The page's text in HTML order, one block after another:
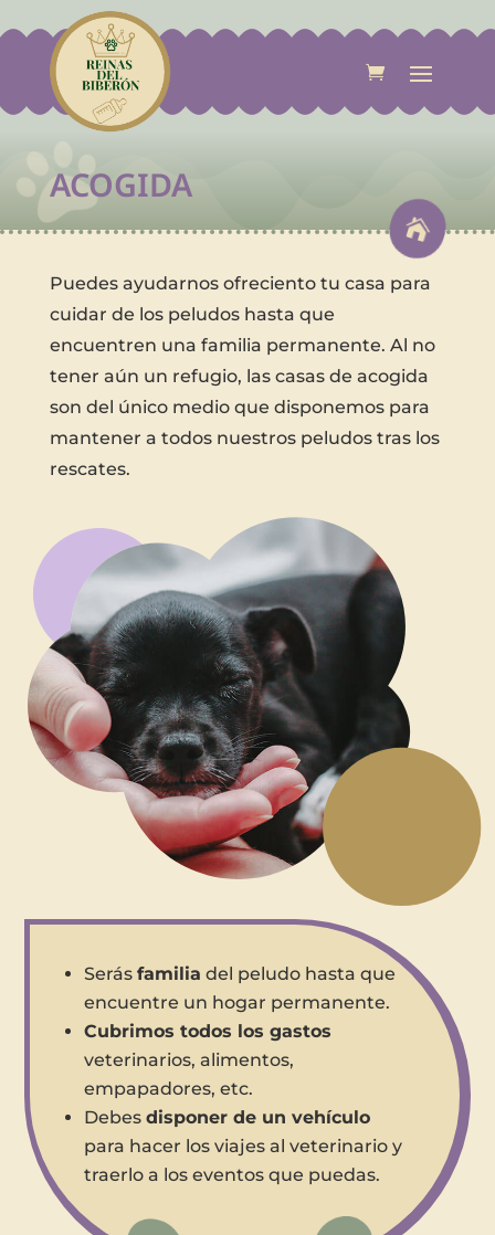

ACOGIDA

Puedes ayudarnos ofreciento tu casa para
cuidar de los peludos hasta que
encuentren una familia permanente. Al no
tener aún un refugio, las casas de acogida
son del único medio que disponemos para
mantener a todos nuestros peludos tras los
rescates.
Serás familia del peludo hasta que
encuentre un hogar permanente.
Cubrimos todos los gastos
veterinarios, alimentos,
empapadores, etc.
Debes disponer de un vehículo
para hacer los viajes al veterinario y
traerlo a los eventos que puedas.